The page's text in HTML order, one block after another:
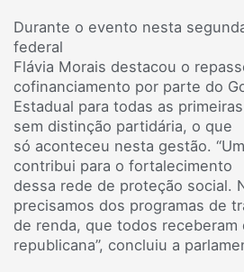
Durante o evento nesta
federal
Flávia Morais destacou o
cofinanciamento por parte do
Estadual para todas as
sem distinção partidária, o que
só aconteceu nesta gestão.
contribui para o fortalecimento
dessa rede de proteção social.
precisamos dos programas de
de renda, que todos receberam
republicana”, concluiu a